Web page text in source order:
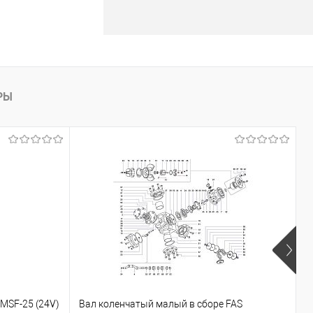
25 (24V) Вал коленчатый малый в сборе FAS